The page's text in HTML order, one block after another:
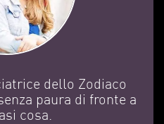
dello Zodiaco
paura di fronte a
cosa.